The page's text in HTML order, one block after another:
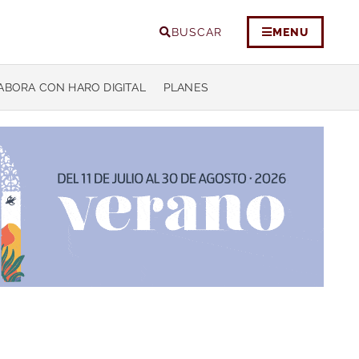
BUSCAR MENU
CON HARO DIGITAL PLANES